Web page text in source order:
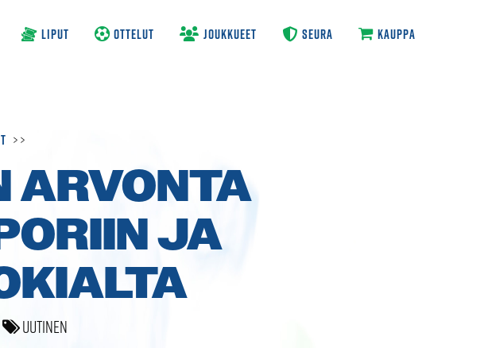
LIPUT OTTELUT JOUKKUEET SEURA KAUPPA
>>
ARVONTA
JA
Uutinen